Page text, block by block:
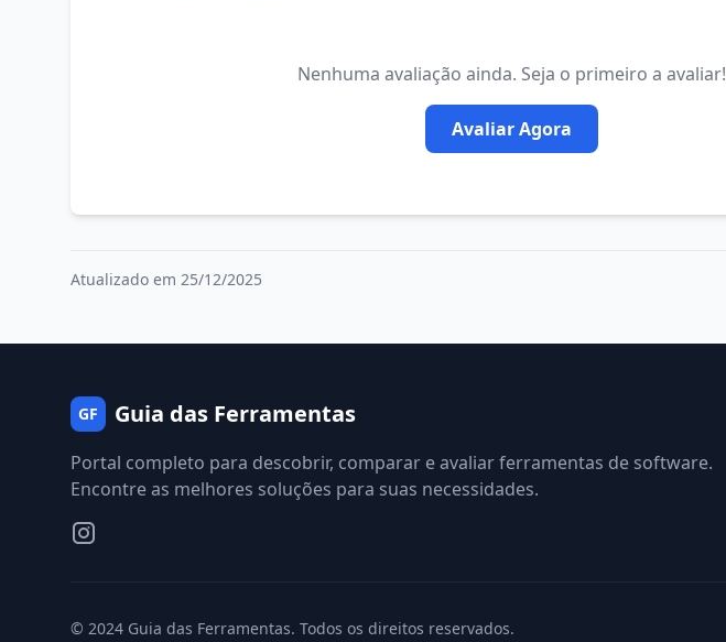
Nenhuma avaliação ainda. Seja o primeiro a avaliar!
Avaliar Agora
Atualizado em 25/12/2025
GF Guia das Ferramentas
Portal completo para descobrir, comparar e avaliar ferramentas de software.
Encontre as melhores soluções para suas necessidades.
© 2024 Guia das Ferramentas. Todos os direitos reservados.